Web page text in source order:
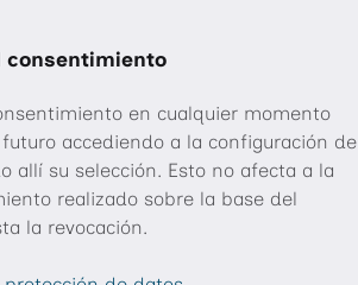
consentimiento
en cualquier momento
accediendo a la configuración de
allí su selección. Esto no afecta a la
realizado sobre la base del
la revocación.